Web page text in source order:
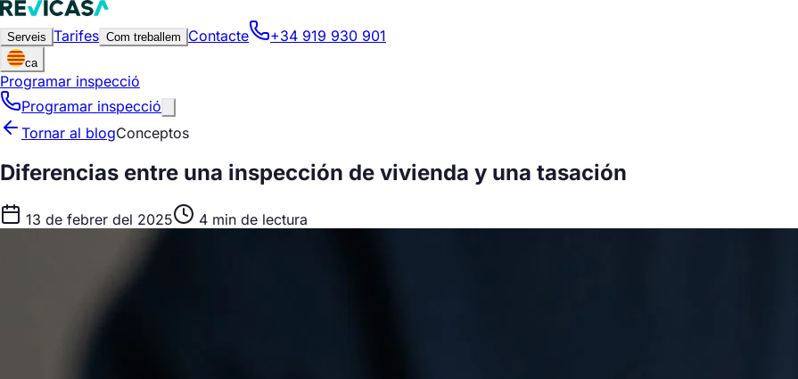
Serveis Tarifes Com treballem Contacte +34 919 930 901
ca
Programar inspecció
Programar inspecció
Tornar al blogConceptos
Diferencias entre una inspección de vivienda y una tasación
13 de febrer del 2025 4 min de lectura